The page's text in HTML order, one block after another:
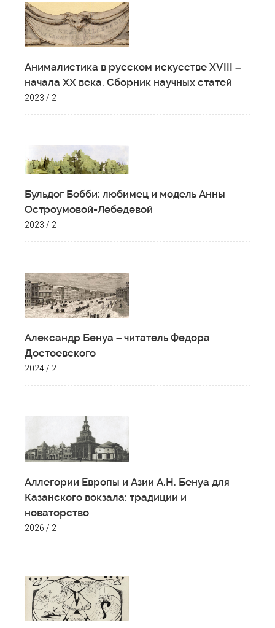
Анималистика в русском искусстве XVIII –
начала XX века. Сборник научных статей
2023 / 2
Бульдог Бобби: любимец и модель Анны
Остроумовой-Лебедевой
2023 / 2
Александр Бенуа – читатель Федора
Достоевского
2024 / 2
Аллегории Европы и Азии А.Н. Бенуа для
Казанского вокзала: традиции и
новаторство
2026 / 2